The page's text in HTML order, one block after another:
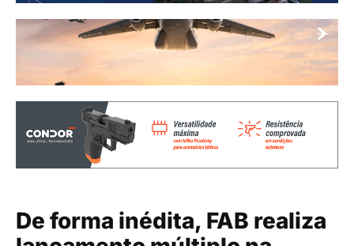
De forma inédita, FAB realiza